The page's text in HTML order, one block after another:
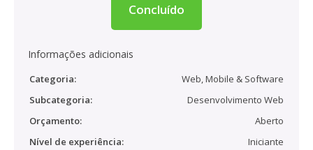
Concluído
Informações adicionais
Categoria:
Web, Mobile & Software
Subcategoria:
Desenvolvimento Web
Orçamento:
Aberto
Nível de experiência:
Iniciante